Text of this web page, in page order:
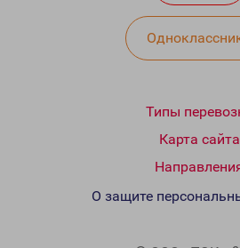
Типы
Карта сайта
О защите